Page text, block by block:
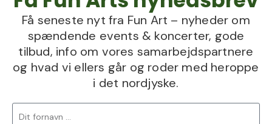
Få seneste nyt fra Fun Art – nyheder om
spændende events & koncerter, gode
tilbud, info om vores samarbejdspartnere
og hvad vi ellers går og roder med heroppe
i det nordjyske.